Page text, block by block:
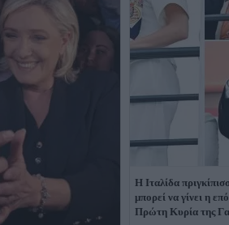
Η Ιταλίδα
μπορεί να γίνει η
Πρώτη Κυρία της